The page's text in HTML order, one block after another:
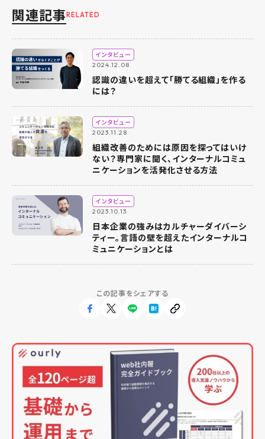
この記事をシェアする
関連記事RELATED
インタビュー
2024.12.08
認識の違いを超えて「勝てる組織」を作る
には？
インタビュー
2023.11.28
組織改善のためには原因を探ってはいけ
ない？専門家に聞く、インターナルコミュ
ニケーションを活発化させる方法
インタビュー
2023.10.13
日本企業の強みはカルチャーダイバーシ
ティー。言語の壁を超えたインターナルコ
ミュニケーションとは